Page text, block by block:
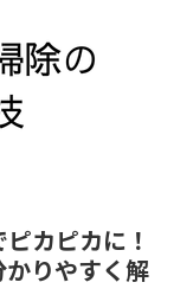
カピカに！
りやすく解